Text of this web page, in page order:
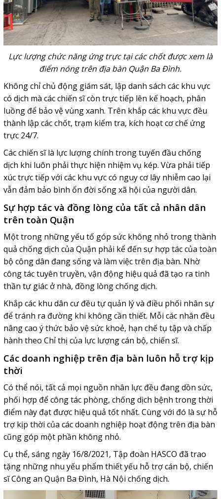
Lực lượng chức năng ứng trực tại các chốt được xem là
điểm nóng trên địa bàn Quận Ba Đình.
Không chỉ chủ động giám sát, lập danh sách các khu vực
có dịch mà các chiến sĩ còn trực tiếp lên kế hoạch, phân
luồng để bảo vệ vùng xanh. Trên khắp các khu vực đều
thành lập các chốt, trạm kiểm tra, kích hoạt cơ chế ứng
trực 24/7.
Các chiến sĩ là lực lượng chính trong tuyến đầu chống
dịch khi luôn phải thực hiện nhiệm vụ kép. Vừa phải tiếp
xúc trực tiếp với các khu vực có nguy cơ lây nhiễm cao lại
vẫn đảm bảo bình ổn đời sống xã hội của người dân.
Sự hợp tác và đồng lòng của tất cả nhân dân
trên toàn Quận
Một trong những yếu tố góp sức không nhỏ trong thành
quả chống dịch của Quận phải kể đến sự hợp tác của toàn
bộ công dân đang sống và làm việc trên địa bàn. Nhờ
công tác tuyên truyền, vận động hiệu quả đã tạo ra tinh
thần tự giác ở nhà, đồng lòng chống dịch.
Khắp các khu dân cư đều tự quản lý và điều phối nhân sự
để tránh ra đường khi không cần thiết. Mỗi các nhân đều
nâng cao ý thức bảo vệ sức khoẻ, hạn chế tụ tập và chấp
hành theo Chỉ thị của lực lượng cán bộ, chiến sĩ.
Các doanh nghiệp trên địa bàn luôn hỗ trợ kịp
thời
Có thể nói, tất cả mọi nguồn nhân lực đều đang dồn sức,
phối hợp để công tác phòng, chống dịch bệnh trong thời
điểm này đạt được hiệu quả tốt nhất. Cùng với đó là sự hỗ
trợ kịp thời của các doanh nghiệp hoạt động trên địa bàn
cũng góp một phần không nhỏ.
Cụ thể, sáng ngày 16/8/2021, Tập đoàn HASCO đã trao
tặng những nhu yếu phẩm thiết yếu hỗ trợ cán bộ, chiến
sĩ Công an Quận Ba Đình, Hà Nội chống dịch.